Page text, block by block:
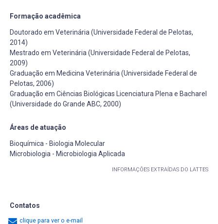
Formação acadêmica
Doutorado em Veterinária (Universidade Federal de Pelotas,
2014)
Mestrado em Veterinária (Universidade Federal de Pelotas,
2009)
Graduação em Medicina Veterinária (Universidade Federal de
Pelotas, 2006)
Graduação em Ciências Biológicas Licenciatura Plena e Bacharel
(Universidade do Grande ABC, 2000)
Áreas de atuação
Bioquímica - Biologia Molecular
Microbiologia - Microbiologia Aplicada
INFORMAÇÕES EXTRAÍDAS DO LATTES
Contatos
clique para ver o e-mail